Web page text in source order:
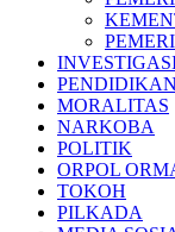
PENDIDIKAN
MORALITAS
NARKOBA
POLITIK
ORPOL
TOKOH
PILKADA